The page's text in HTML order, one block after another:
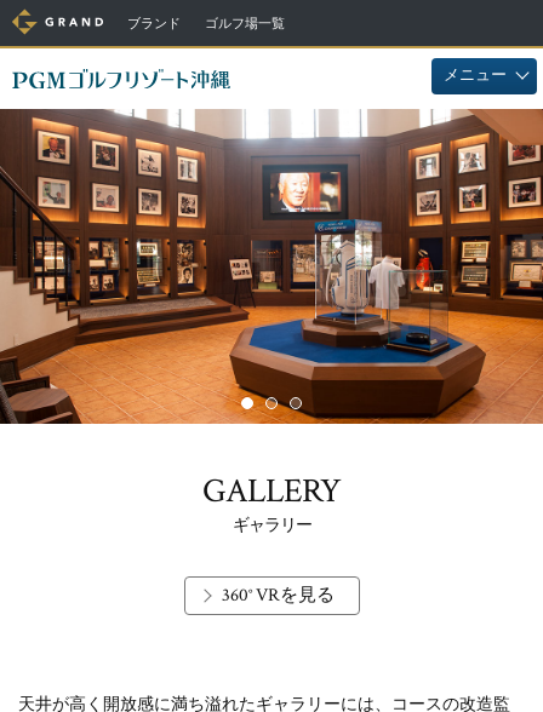
ブランド ゴルフ場一覧
メニュー
GALLERY
ギャラリー
360° VRを見る
天井が高く開放感に満ち溢れたギャラリーには、コースの改造監